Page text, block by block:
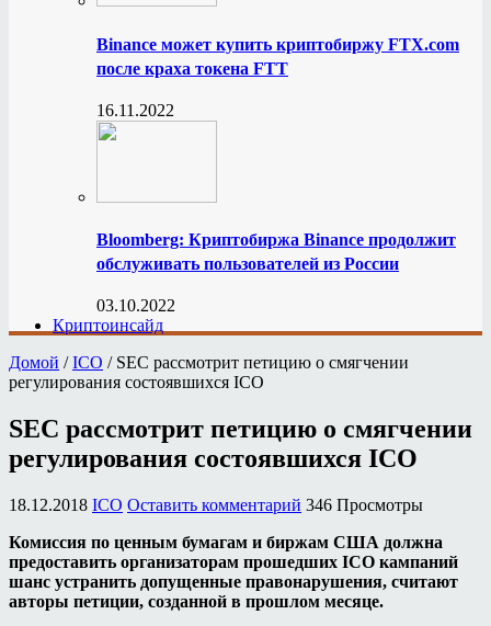
Binance может купить криптобиржу FTX.com
после краха токена FTT
16.11.2022
Bloomberg: Криптобиржа Binance продолжит
обслуживать пользователей из России
03.10.2022
Криптоинсайд
Домой / ICO / SEC рассмотрит петицию о смягчении
регулирования состоявшихся ICO
SEC рассмотрит петицию о смягчении
регулирования состоявшихся ICO
18.12.2018 ICO Оставить комментарий 346 Просмотры
Комиссия по ценным бумагам и биржам США должна
предоставить организаторам прошедших ICO кампаний
шанс устранить допущенные правонарушения, считают
авторы петиции, созданной в прошлом месяце.